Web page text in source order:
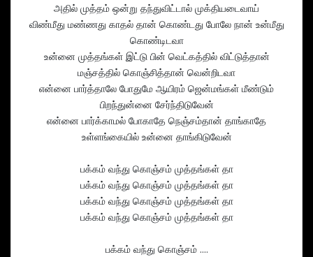
அதில் முத்தம் ஒன்று தந்துவிட்டால் முக்தியடைவாய்
விண்மீது மண்ணது காதல் தான் கொண்டது போலே நான் உன்மீது
கொண்டிடவா
உன்னை முத்தங்கள் இட்டு பின் வெட்கத்தில் விட்டுத்தான்
மஞ்சத்தில் கொஞ்சித்தான் வென்றிடவா
என்னை பார்த்தாலே போதுமே ஆயிரம் ஜென்மங்கள் மீண்டும்
பிறந்துன்னை சேர்ந்திடுவேன்
என்னை பார்க்காமல் போகாதே நெஞ்சம்தான் தாங்காதே
உள்ளங்கையில் உன்னை தாங்கிடுவேன்
பக்கம் வந்து கொஞ்சம் முத்தங்கள் தா
பக்கம் வந்து கொஞ்சம் முத்தங்கள் தா
பக்கம் வந்து கொஞ்சம் முத்தங்கள் தா
பக்கம் வந்து கொஞ்சம் முத்தங்கள் தா
பக்கம் வந்து கொஞ்சம் ….